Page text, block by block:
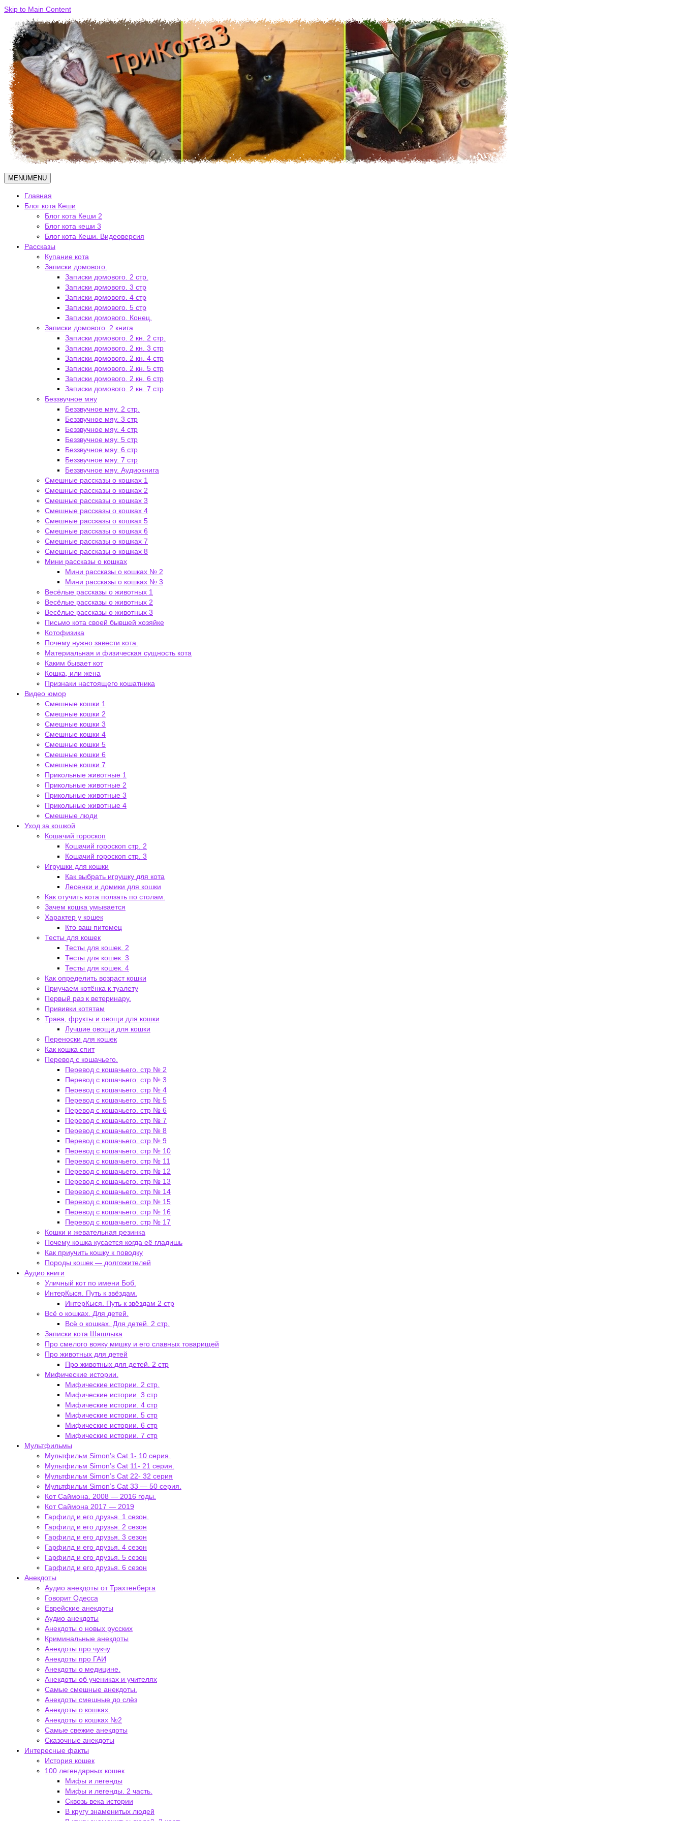
Skip to Main Content
MENUMENU
Главная
Блог кота Кеши
Блог кота Кеши 2
Блог кота кеши 3
Блог кота Кеши. Видеоверсия
Рассказы
Купание кота
Записки домового.
Записки домового. 2 стр.
Записки домового. 3 стр
Записки домового. 4 стр
Записки домового. 5 стр
Записки домового. Конец.
Записки домового. 2 книга
Записки домового. 2 кн. 2 стр.
Записки домового. 2 кн. 3 стр
Записки домового. 2 кн. 4 стр
Записки домового. 2 кн. 5 стр
Записки домового. 2 кн. 6 стр
Записки домового. 2 кн. 7 стр
Беззвучное мяу
Беззвучное мяу. 2 стр.
Беззвучное мяу. 3 стр
Беззвучное мяу. 4 стр
Беззвучное мяу. 5 стр
Беззвучное мяу. 6 стр
Беззвучное мяу. 7 стр
Беззвучное мяу. Аудиокнига
Смешные рассказы о кошках 1
Смешные рассказы о кошках 2
Смешные рассказы о кошках 3
Смешные рассказы о кошках 4
Смешные рассказы о кошках 5
Смешные рассказы о кошках 6
Смешные рассказы о кошках 7
Смешные рассказы о кошках 8
Мини рассказы о кошках
Мини рассказы о кошках № 2
Мини рассказы о кошках № 3
Весёлые рассказы о животных 1
Весёлые рассказы о животных 2
Весёлые рассказы о животных 3
Письмо кота своей бывшей хозяйке
Котофизика
Почему нужно завести кота.
Материальная и физическая сущность кота
Каким бывает кот
Кошка, или жена
Признаки настоящего кошатника
Видео юмор
Смешные кошки 1
Смешные кошки 2
Смешные кошки 3
Смешные кошки 4
Смешные кошки 5
Смешные кошки 6
Смешные кошки 7
Прикольные животные 1
Прикольные животные 2
Прикольные животные 3
Прикольные животные 4
Смешные люди
Уход за кошкой
Кошачий гороскоп
Кошачий гороскоп стр. 2
Кошачий гороскоп стр. 3
Игрушки для кошки
Как выбрать игрушку для кота
Лесенки и домики для кошки
Как отучить кота ползать по столам.
Зачем кошка умывается
Характер у кошек
Кто ваш питомец
Тесты для кошек
Тесты для кошек. 2
Тесты для кошек. 3
Тесты для кошек. 4
Как определить возраст кошки
Приучаем котёнка к туалету
Первый раз к ветеринару.
Прививки котятам
Трава, фрукты и овощи для кошки
Лучшие овощи для кошки
Переноски для кошек
Как кошка спит
Перевод с кошачьего.
Перевод с кошачьего. стр № 2
Перевод с кошачьего. стр № 3
Перевод с кошачьего. стр № 4
Перевод с кошачьего. стр № 5
Перевод с кошачьего. стр № 6
Перевод с кошачьего. стр № 7
Перевод с кошачьего. стр № 8
Перевод с кошачьего. стр № 9
Перевод с кошачьего. стр № 10
Перевод с кошачьего. стр № 11
Перевод с кошачьего. стр № 12
Перевод с кошачьего. стр № 13
Перевод с кошачьего. стр № 14
Перевод с кошачьего. стр № 15
Перевод с кошачьего. стр № 16
Перевод с кошачьего. стр № 17
Кошки и жевательная резинка
Почему кошка кусается когда её гладишь
Как приучить кошку к поводку
Породы кошек — долгожителей
Аудио книги
Уличный кот по имени Боб.
ИнтерКыся. Путь к звёздам.
ИнтерКыся. Путь к звёздам 2 стр
Всё о кошках. Для детей.
Всё о кошках. Для детей. 2 стр.
Записки кота Шашлыка
Про смелого вояку мишку и его славных товарищей
Про животных для детей
Про животных для детей. 2 стр
Мифические истории.
Мифические истории. 2 стр.
Мифические истории. 3 стр
Мифические истории. 4 стр
Мифические истории. 5 стр
Мифические истории. 6 стр
Мифические истории. 7 стр
Мультфильмы
Мультфильм Simon’s Cat 1- 10 серия.
Мультфильм Simon’s Cat 11- 21 серия.
Мультфильм Simon’s Cat 22- 32 серия
Мультфильм Simon’s Cat 33 — 50 серия.
Кот Саймона. 2008 — 2016 годы.
Кот Саймона 2017 — 2019
Гарфилд и его друзья. 1 сезон.
Гарфилд и его друзья. 2 сезон
Гарфилд и его друзья. 3 сезон
Гарфилд и его друзья. 4 сезон
Гарфилд и его друзья. 5 сезон
Гарфилд и его друзья. 6 сезон
Анекдоты
Аудио анекдоты от Трахтенберга
Говорит Одесса
Еврейские анекдоты
Аудио анекдоты
Анекдоты о новых русских
Криминальные анекдоты
Анекдоты про чукчу
Анекдоты про ГАИ
Анекдоты о медицине.
Анекдоты об учениках и учителях
Самые смешные анекдоты.
Анекдоты смешные до слёз
Анекдоты о кошках.
Анекдоты о кошках №2
Самые свежие анекдоты
Сказочные анекдоты
Интересные факты
История кошек
100 легендарных кошек
Мифы и легенды
Мифы и легенды. 2 часть.
Сквозь века истории
В кругу знаменитых людей